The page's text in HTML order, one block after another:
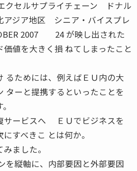
クセルサプライチェーン ドナル
ジア地区 シニア・バイスプレ
2007 24 が映し出された
価値を大きく損 ねてしまったこと
るためには、例えばＥＵ内の大
ターと提携するといったことを
サービスへ ＥＵでビジネスを
すべきこ とは何か。
ました。
を縦軸に、内部要因と外部要因